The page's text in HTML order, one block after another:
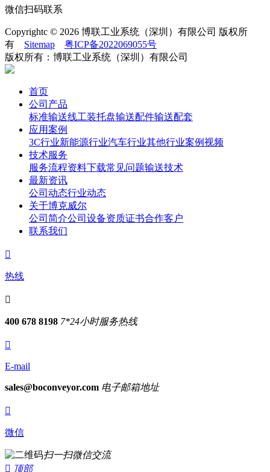
微信扫码联系
Copyrightc © 2026 博联工业系统（深圳）有限公司 版权所
有 Sitemap
粤ICP备2022069055号
版权所有：博联工业系统（深圳）有限公司
首页
公司产品
标准输送线工装托盘输送配件输送配套
应用案例
3C行业新能源行业汽车行业其他行业案例视频
技术服务
服务流程资料下载常见问题输送技术
最新资讯
公司动态行业动态
关于博克威尔
公司简介公司设备资质证书合作客户
联系我们

热线

400 678 8198 7*24小时服务热线

E-mail
sales@boconveyor.com 电子邮箱地址

微信
扫一扫微信交流
 顶部